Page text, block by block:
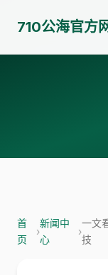
710公海官方
首
页
›
新闻中
心
›
一文
技